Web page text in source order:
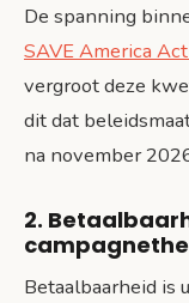
De spanning
SAVE America
vergroot deze
dit dat
na november
2.
Betaalbaarheid is